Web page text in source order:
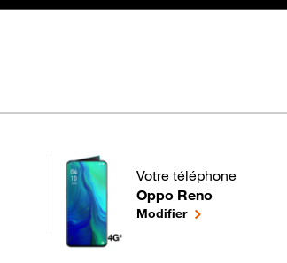
Votre téléphone
Oppo Reno
pour votre Oppo Reno ou
Modifierle téléphone